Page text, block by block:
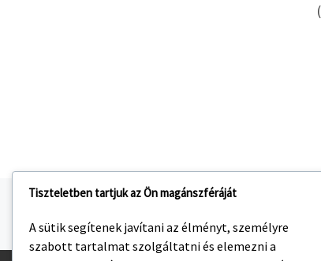
Navigálás a bejegyzések között
jelen bejegyzés
GYŐZELEMMEL FORDUL AZ UTOLSÓ DERBIRE
Tiszteletben tartjuk az Ön magánszféráját
A sütik segítenek javítani az élményt, személyre
szabott tartalmat szolgáltatni és elemezni a